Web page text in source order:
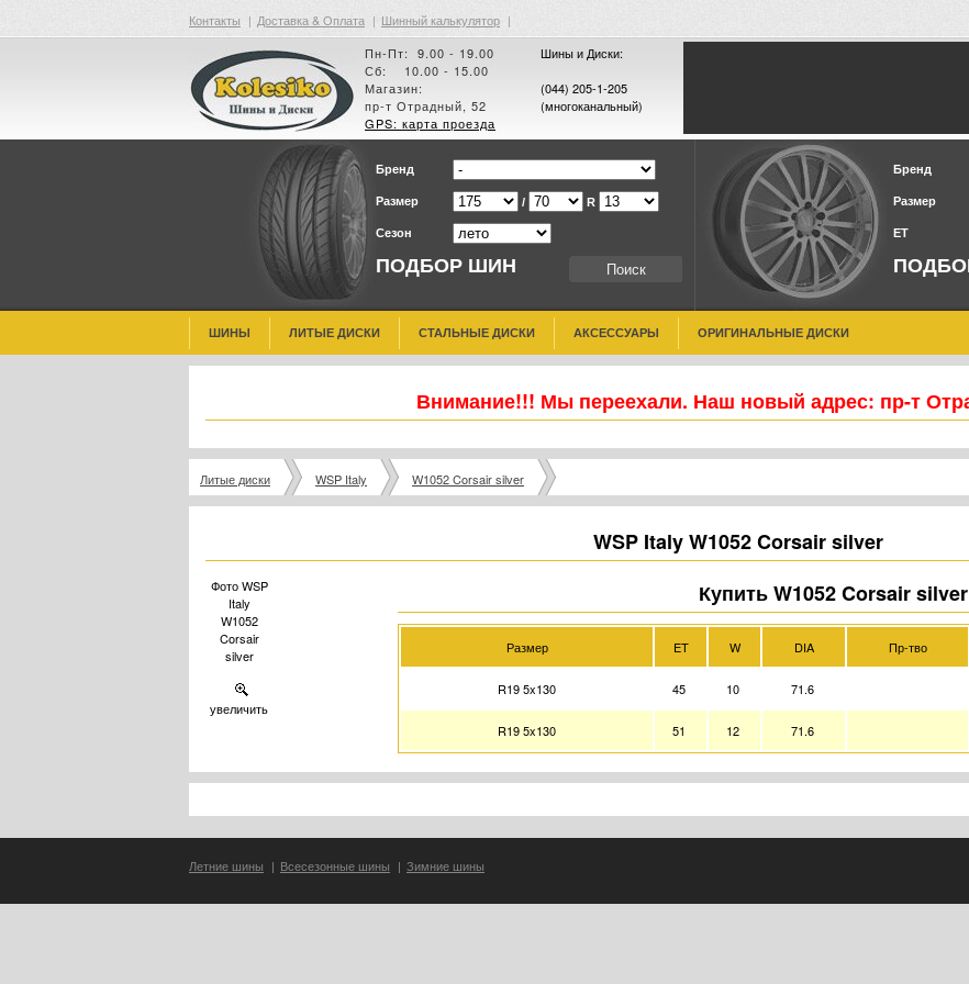
Контакты | Доставка & Оплата | Шинный калькулятор |
Пн-Пт: 9.00 - 19.00
Сб: 10.00 - 15.00
Магазин:
пр-т Отрадный, 52
GPS: карта проезда
Шины и Диски:
(044) 205-1-205
(многоканальный)
ПОДБОР ШИН
Бренд
Размер / R
Сезон
Бренд
Размер
ET
ШИНЫ ЛИТЫЕ ДИСКИ СТАЛЬНЫЕ ДИСКИ АКСЕССУАРЫ ОРИГИНАЛЬНЫЕ ДИСКИ
Внимание!!! Мы переехали. Наш новый адрес: пр-т
Литые диски WSP Italy W1052 Corsair silver
WSP Italy W1052 Corsair silver
Фото WSP
Italy
W1052
Corsair
silver
увеличить
Купить W1052 Corsair silver
Размер ET W DIA Пр-тво
R19 5x130 45 10 71.6
R19 5x130 51 12 71.6
Летние шины | Всесезонные шины | Зимние шины